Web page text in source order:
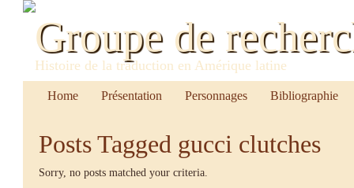
Groupe de
Histoire de la traduction en Amérique latine
Home Présentation Personnages Bibliographie
Posts Tagged gucci clutches
Sorry, no posts matched your criteria.